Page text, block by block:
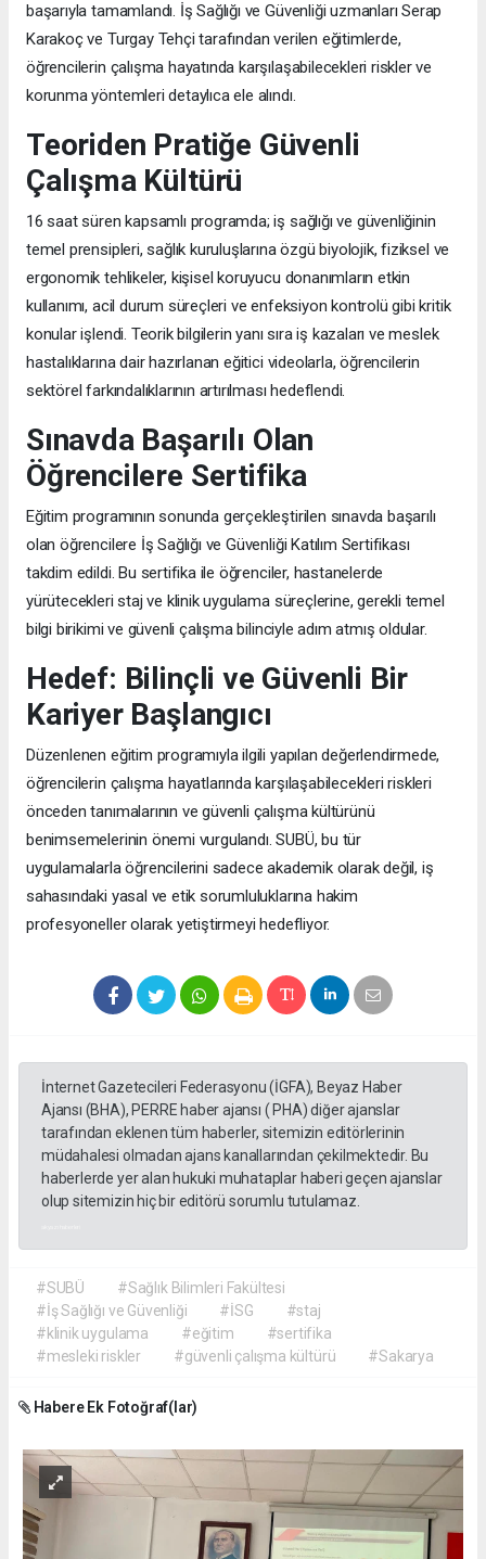
başarıyla tamamlandı. İş Sağlığı ve Güvenliği uzmanları Serap
Karakoç ve Turgay Tehçi tarafından verilen eğitimlerde,
öğrencilerin çalışma hayatında karşılaşabilecekleri riskler ve
korunma yöntemleri detaylıca ele alındı.
Teoriden Pratiğe Güvenli
Çalışma Kültürü
16 saat süren kapsamlı programda; iş sağlığı ve güvenliğinin
temel prensipleri, sağlık kuruluşlarına özgü biyolojik, fiziksel ve
ergonomik tehlikeler, kişisel koruyucu donanımların etkin
kullanımı, acil durum süreçleri ve enfeksiyon kontrolü gibi kritik
konular işlendi. Teorik bilgilerin yanı sıra iş kazaları ve meslek
hastalıklarına dair hazırlanan eğitici videolarla, öğrencilerin
sektörel farkındalıklarının artırılması hedeflendi.
Sınavda Başarılı Olan
Öğrencilere Sertifika
Eğitim programının sonunda gerçekleştirilen sınavda başarılı
olan öğrencilere İş Sağlığı ve Güvenliği Katılım Sertifikası
takdim edildi. Bu sertifika ile öğrenciler, hastanelerde
yürütecekleri staj ve klinik uygulama süreçlerine, gerekli temel
bilgi birikimi ve güvenli çalışma bilinciyle adım atmış oldular.
Hedef: Bilinçli ve Güvenli Bir
Kariyer Başlangıcı
Düzenlenen eğitim programıyla ilgili yapılan değerlendirmede,
öğrencilerin çalışma hayatlarında karşılaşabilecekleri riskleri
önceden tanımalarının ve güvenli çalışma kültürünü
benimsemelerinin önemi vurgulandı. SUBÜ, bu tür
uygulamalarla öğrencilerini sadece akademik olarak değil, iş
sahasındaki yasal ve etik sorumluluklarına hakim
profesyoneller olarak yetiştirmeyi hedefliyor.
İnternet Gazetecileri Federasyonu (İGFA), Beyaz Haber
Ajansı (BHA), PERRE haber ajansı ( PHA) diğer ajanslar
tarafından eklenen tüm haberler, sitemizin editörlerinin
müdahalesi olmadan ajans kanallarından çekilmektedir. Bu
haberlerde yer alan hukuki muhataplar haberi geçen ajanslar
olup sitemizin hiç bir editörü sorumlu tutulamaz.
#SUBÜ
#Sağlık Bilimleri Fakültesi
#İş Sağlığı ve Güvenliği
#İSG
#staj
#klinik uygulama
#eğitim
#sertifika
#mesleki riskler
#güvenli çalışma kültürü #Sakarya
Habere Ek Fotoğraf(lar)